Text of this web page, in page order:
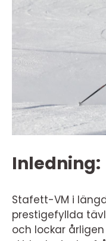
Inledning:
Stafett-VM i
prestigefyllda
och lockar